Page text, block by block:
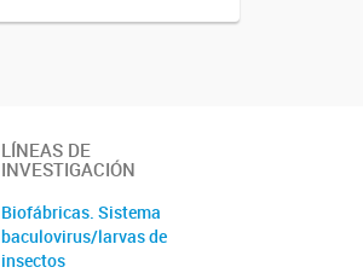
LÍNEAS DE
INVESTIGACIÓN
Biofábricas. Sistema
baculovirus/larvas de
insectos